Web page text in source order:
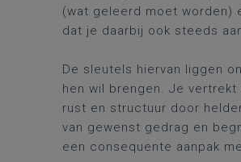
(wat geleerd moet worden)
dat je daarbij ook steeds
De sleutels hiervan liggen
hen wil brengen. Je
rust en structuur door
van gewenst gedrag en
een consequente aanpak